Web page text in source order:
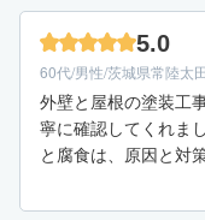
5.0
60代/男性/茨城県常陸太
外壁と屋根の塗装工
寧に確認してくれま
と腐食は、原因と対
決め手は「物件確
当される所でした。